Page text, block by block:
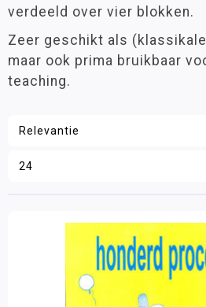
Stenvert
Techniek
Wereldoriëntatie
Posters en onderleggers
Beloningsmateriaal
Mens & Maatschappij
Filter op prijs
verdeeld over vier blokken.
Zeer geschikt als
maar ook prima bruikbaar
teaching.